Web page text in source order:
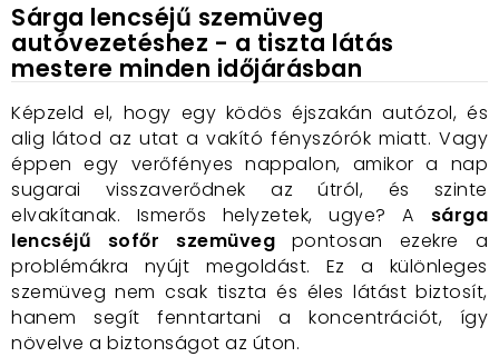
Sárga lencséjű szemüveg
autóvezetéshez - a tiszta látás
mestere minden időjárásban
Képzeld el, hogy egy ködös éjszakán autózol, és
alig látod az utat a vakító fényszórók miatt. Vagy
éppen egy verőfényes nappalon, amikor a nap
sugarai visszaverődnek az útról, és szinte
elvakítanak. Ismerős helyzetek, ugye? A sárga
lencséjű sofőr szemüveg pontosan ezekre a
problémákra nyújt megoldást. Ez a különleges
szemüveg nem csak tiszta és éles látást biztosít,
hanem segít fenntartani a koncentrációt, így
növelve a biztonságot az úton.